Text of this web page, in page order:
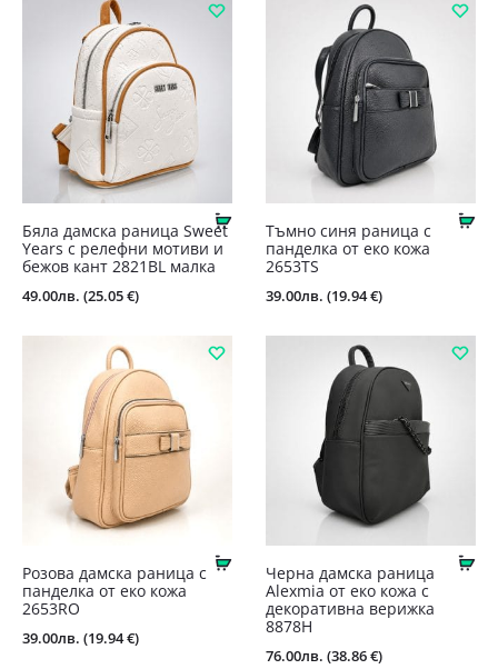
Купи
Бяла дамска раница Sweet
Years с релефни мотиви и
бежов кант 2821BL малка
49.00лв. (25.05 €)
Тъмно синя раница с
панделка от еко кожа
2653TS
39.00лв. (19.94 €)
Купи
Розова дамска раница с
панделка от еко кожа
2653RO
39.00лв. (19.94 €)
Черна дамска раница
Alexmia от еко кожа с
декоративна верижка
8878H
76.00лв. (38.86 €)